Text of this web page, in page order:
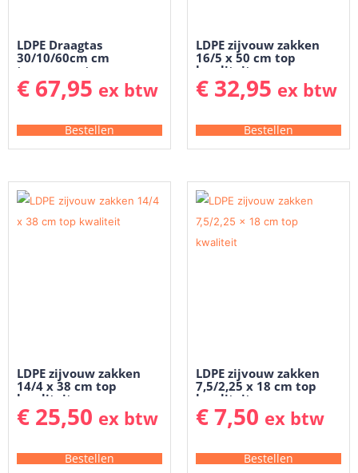
LDPE Draagtas
30/10/60cm cm
transparant
€ 67,95 ex btw
Bestellen
LDPE zijvouw zakken
16/5 x 50 cm top
kwaliteit
€ 32,95 ex btw
Bestellen
LDPE zijvouw zakken
14/4 x 38 cm top
kwaliteit
€ 25,50 ex btw
Bestellen
LDPE zijvouw zakken
7,5/2,25 x 18 cm top
kwaliteit
€7,50 ex btw
Bestellen